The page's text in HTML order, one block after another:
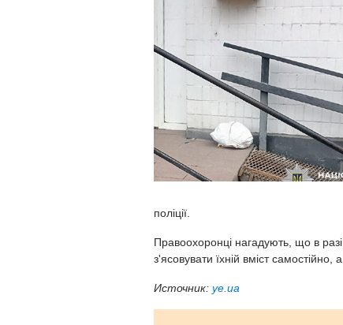
поліції.
Правоохоронці нагадують, що в
з'ясовувати їхній вміст
Источник: ye.ua